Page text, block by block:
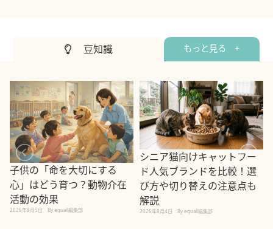
豆知識 もっと見る +
子供の「命を大切にする
心」はどう育つ？動物介在
活動の効果
2026年8月5日 By equall編集部
シニア猫向けキャットフー
ド人気ブランドを比較！選
び方や切り替えの注意点も
解説
2026年8月4日 By equall編集部